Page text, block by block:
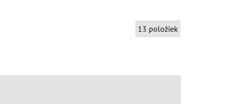
13 položiek